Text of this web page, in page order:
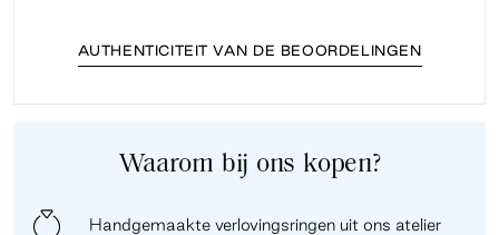
AUTHENTICITEIT VAN DE BEOORDELINGEN
Waarom bij ons kopen?
Handgemaakte verlovingsringen uit ons atelier